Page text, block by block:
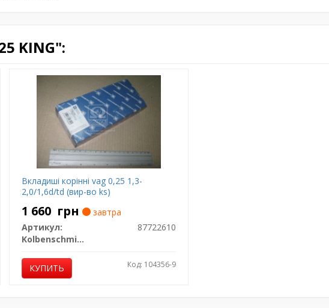
KING":
Вкладишi корiннi vag 0,25 1,3-
2,0/1,6d/td (вир-во ks)
1 660 грн
завтра
Артикул:
87722610
Kolbenschmidt
КУПИТЬ Код: 104356-9